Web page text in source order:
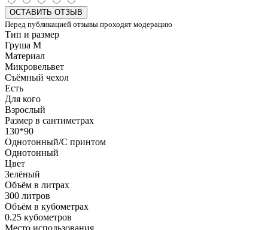
ОСТАВИТЬ ОТЗЫВ
Перед публикацией отзывы проходят модерацию
Тип и размер
Груша M
Материал
Микровельвет
Съёмный чехол
Есть
Для кого
Взрослый
Размер в сантиметрах
130*90
Однотонный/С принтом
Однотонный
Цвет
Зелёный
Объём в литрах
300 литров
Объём в кубометрах
0.25 кубометров
Место использования